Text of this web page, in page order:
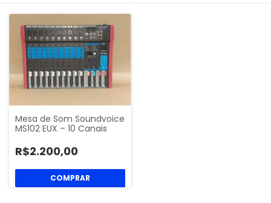
Mesa de Som Soundvoice
MS102 EUX – 10 Canais
R$2.200,00